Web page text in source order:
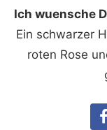
Ich wuensche
Ein schwarzer
roten Rose